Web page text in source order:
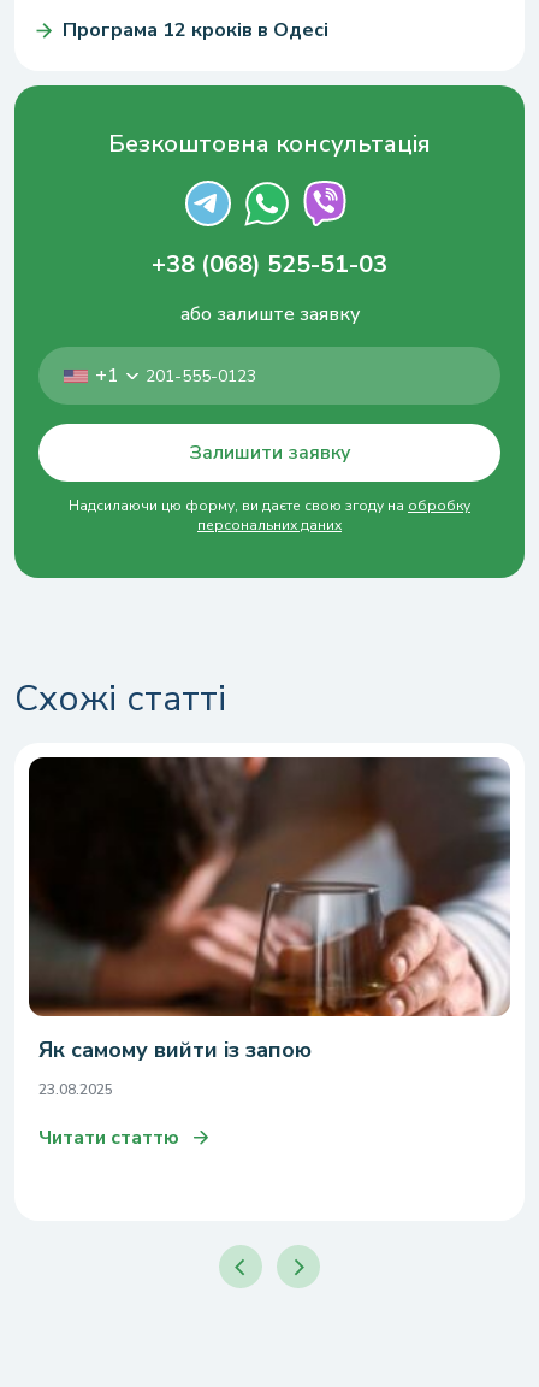
Програма 12 кроків в Одесі
Безкоштовна консультація
+38 (068) 525-51-03
або залиште заявку
+1
Залишити заявку
Надсилаючи цю форму, ви даєте свою згоду на обробку
персональних даних
Схожі статті
Як самому вийти із запою
23.08.2025
Читати статтю